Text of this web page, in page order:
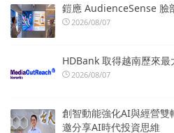
鎧應 AudienceSense 臉
2026/08/07
HDBank 取得越南歷來
2026/08/07
創智動能強化AI與經營雙
邀分享AI時代投資思維